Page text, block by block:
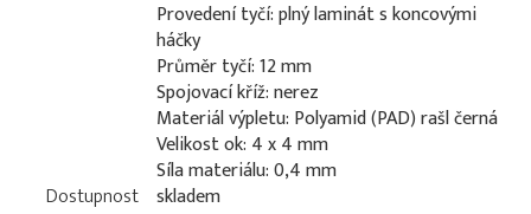
Provedení tyčí: plný laminát s koncovými
háčky
Průměr tyčí: 12 mm
Spojovací kříž: nerez
Materiál výpletu: Polyamid (PAD) rašl černá
Velikost ok: 4 x 4 mm
Síla materiálu: 0,4 mm
Dostupnost skladem